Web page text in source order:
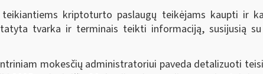
kriptoturto paslaugų teikėjams kaupti ir
tvarka ir terminais teikti informaciją, susijusią
mokesčių administratoriui paveda detalizuoti